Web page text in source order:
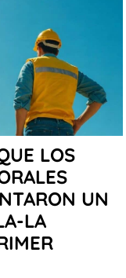
LOS
UN
LA